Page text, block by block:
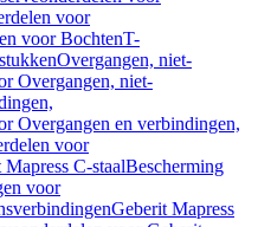
voor
voor BochtenT-
Overgangen, niet-
Overgangen, niet-
Overgangen en verbindingen,
voor
C-staalBescherming
voor
Geberit Mapress